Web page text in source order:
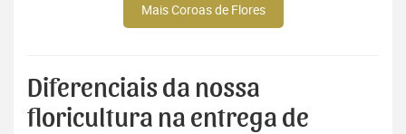
Mais Coroas de Flores
Diferenciais da nossa
floricultura na entrega de